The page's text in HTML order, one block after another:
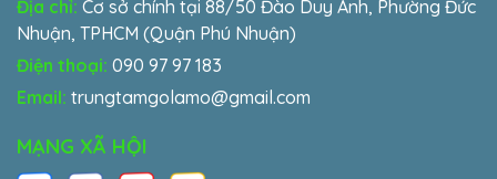
Địa chỉ: Cơ sở chính tại 88/50 Đào Duy Anh, Phường Đức
Nhuận, TPHCM (Quận Phú Nhuận)
Điện thoại: 090 97 97 183
Email: trungtamgolamo@gmail.com
MẠNG XÃ HỘI